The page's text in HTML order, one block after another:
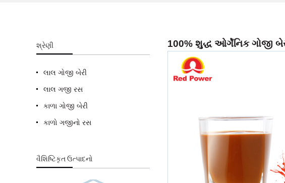
શ્રેણી
લાલ ગોજી બેરી
લાલ ગજી રસ
કાળા ગોજી બેરી
કાળો ગજીનો રસ
વૈશિષ્ટિકૃત ઉત્પાદનો
100% શુદ્ધ ઓર્ગેનિક ગોજી